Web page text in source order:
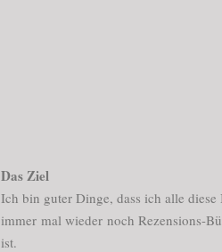
Das Ziel
Ich bin guter Dinge, dass ich alle
immer mal wieder noch Rezensions-
ist.